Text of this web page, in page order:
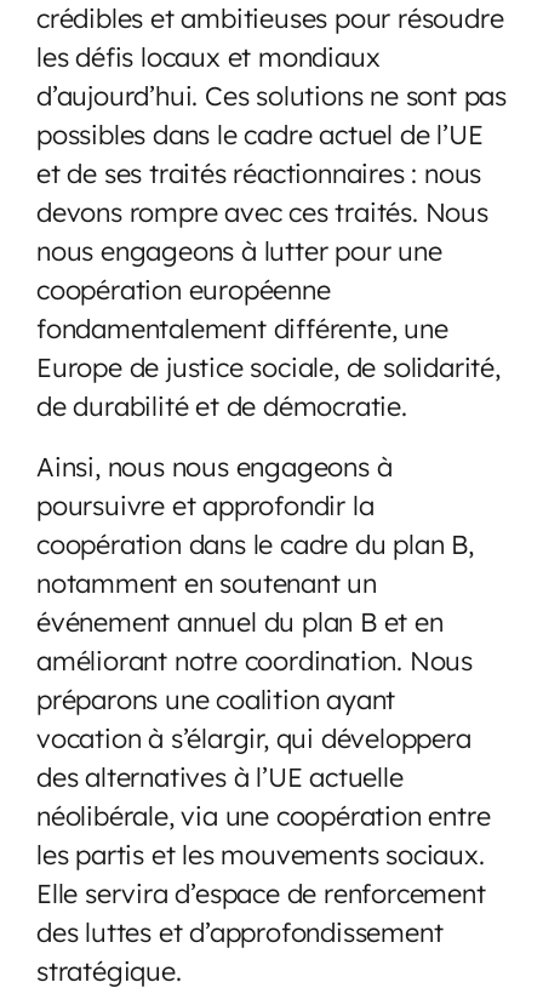
crédibles et ambitieuses pour résoudre
les défis locaux et mondiaux
d’aujourd’hui. Ces solutions ne sont pas
possibles dans le cadre actuel de l’UE
et de ses traités réactionnaires : nous
devons rompre avec ces traités. Nous
nous engageons à lutter pour une
coopération européenne
fondamentalement différente, une
Europe de justice sociale, de solidarité,
de durabilité et de démocratie.
Ainsi, nous nous engageons à
poursuivre et approfondir la
coopération dans le cadre du plan B,
notamment en soutenant un
événement annuel du plan B et en
améliorant notre coordination. Nous
préparons une coalition ayant
vocation à s’élargir, qui développera
des alternatives à l’UE actuelle
néolibérale, via une coopération entre
les partis et les mouvements sociaux.
Elle servira d’espace de renforcement
des luttes et d’approfondissement
stratégique.